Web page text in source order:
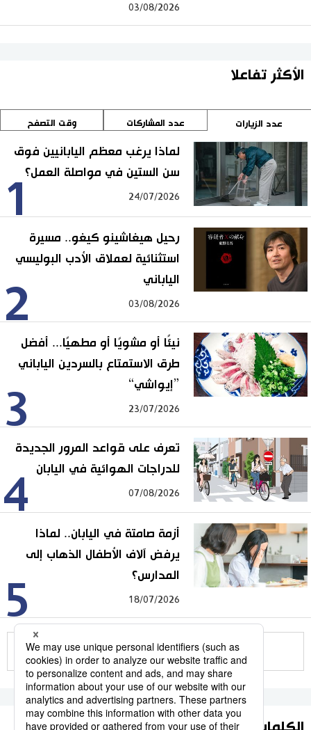
03/08/2026
الأكثر تفاعلا
عدد الزيارات عدد المشاركات وقت التصفح
1
لماذا يرغب معظم اليابانيين فوق
سن الستين في مواصلة العمل؟
24/07/2026
2
رحيل هيغاشينو كيغو.. مسيرة
استثنائية لعملاق الأدب البوليسي
الياباني
03/08/2026
3
نيئًا أو مشويًا أو مطهيًا... أفضل
طرق الاستمتاع بالسردين الياباني
”إيواشي“
23/07/2026
4
تعرف على قواعد المرور الجديدة
للدراجات الهوائية في اليابان
07/08/2026
5
أزمة صامتة في اليابان.. لماذا
يرفض آلاف الأطفال الذهاب إلى
المدارس؟
18/07/2026
للمزيد